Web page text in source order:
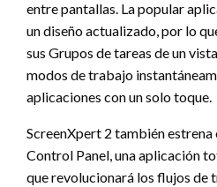
entre pantallas. La popular
un diseño actualizado, por lo
sus Grupos de tareas de un
modos de trabajo
aplicaciones con un solo toque.
ScreenXpert 2 también
Control Panel, una aplicación
que revolucionará los flujos de